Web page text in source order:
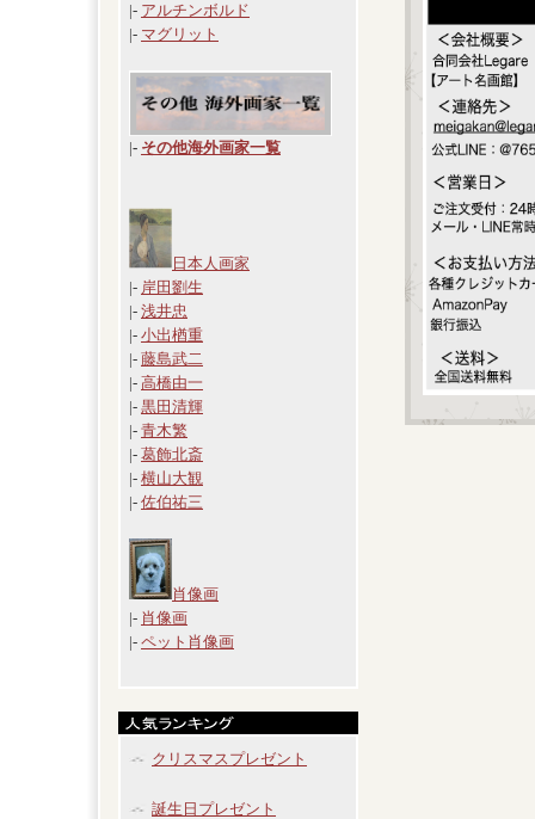
|- アルチンボルド
|- マグリット
|- その他海外画家一覧
日本人画家
|- 岸田劉生
|- 浅井忠
|- 小出楢重
|- 藤島武二
|- 高橋由一
|- 黒田清輝
|- 青木繁
|- 葛飾北斎
|- 横山大観
|- 佐伯祐三
肖像画
|- 肖像画
|- ペット肖像画
クリスマスプレゼント
誕生日プレゼント